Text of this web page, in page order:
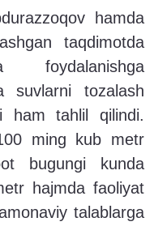
hamda
taqdimotda
foydalanishga
suvlarni tozalash
ham tahlil qilindi.
ming kub metr
bugungi kunda
hajmda faoliyat
talablarga